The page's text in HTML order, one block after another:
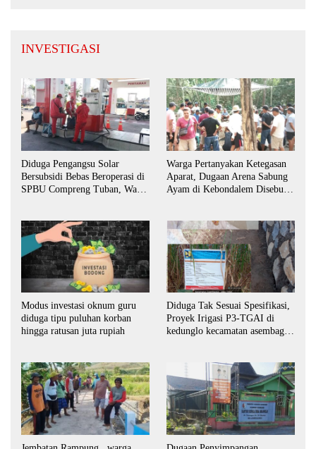
INVESTIGASI
Diduga Pengangsu Solar
Bersubsidi Bebas Beroperasi di
SPBU Compreng Tuban, Warga
Warga Pertanyakan Ketegasan
Aparat, Dugaan Arena Sabung
Ayam di Kebondalem Disebut
Modus investasi oknum guru
diduga tipu puluhan korban
hingga ratusan juta rupiah
Diduga Tak Sesuai Spesifikasi,
Proyek Irigasi P3-TGAI di
kedunglo kecamatan asembagus